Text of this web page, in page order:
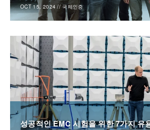
OCT 15, 2024 //국제인증
성공적인 EMC 시험을 위한 7가지 유